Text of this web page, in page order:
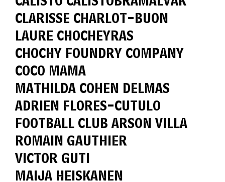
CALISTO CALISTOBRAMALVAK
CLARISSE CHARLOT-BUON
LAURE CHOCHEYRAS
CHOCHY FOUNDRY COMPANY
COCO MAMA
MATHILDA COHEN DELMAS
ADRIEN FLORES-CUTULO
FOOTBALL CLUB ARSON VILLA
ROMAIN GAUTHIER
VICTOR GUTI
MAIJA HEISKANEN